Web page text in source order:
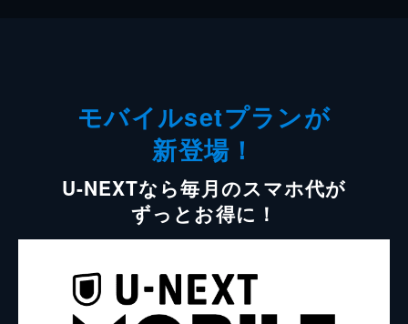
モバイルsetプランが
新登場！
U-NEXTなら毎月のスマホ代が
ずっとお得に！